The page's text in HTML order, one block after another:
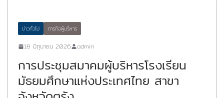
ข่าวทั่วไป ภารกิจผู้บริหาร
18 มิถุนายน 2026 admin
การประชุมสมาคมผู้บริหารโรงเรียน
มัธยมศึกษาแห่งประเทศไทย สาขา